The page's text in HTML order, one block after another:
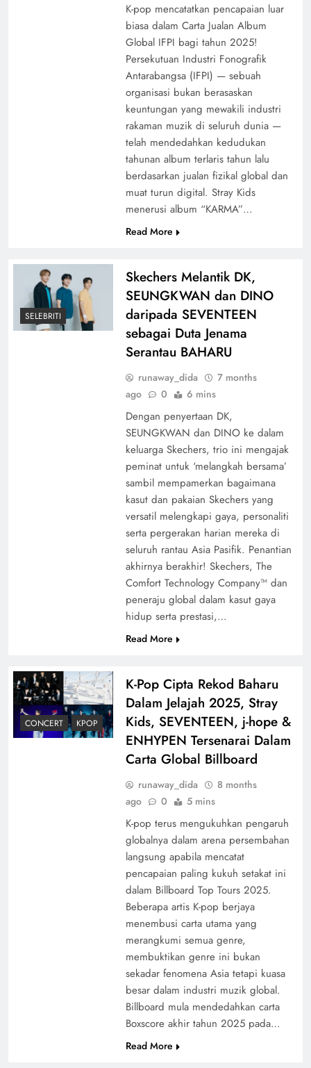
K-pop mencatatkan pencapaian luar
biasa dalam Carta Jualan Album
Global IFPI bagi tahun 2025!
Persekutuan Industri Fonografik
Antarabangsa (IFPI) — sebuah
organisasi bukan berasaskan
keuntungan yang mewakili industri
rakaman muzik di seluruh dunia —
telah mendedahkan kedudukan
tahunan album terlaris tahun lalu
berdasarkan jualan fizikal global dan
muat turun digital. Stray Kids
menerusi album “KARMA”…
Read More
SELEBRITI
Skechers Melantik DK,
SEUNGKWAN dan DINO
daripada SEVENTEEN
sebagai Duta Jenama
Serantau BAHARU
runaway_dida
7 months
ago
0 6 mins
Dengan penyertaan DK,
SEUNGKWAN dan DINO ke dalam
keluarga Skechers, trio ini mengajak
peminat untuk ‘melangkah bersama’
sambil mempamerkan bagaimana
kasut dan pakaian Skechers yang
versatil melengkapi gaya, personaliti
serta pergerakan harian mereka di
seluruh rantau Asia Pasifik. Penantian
akhirnya berakhir! Skechers, The
Comfort Technology Company™ dan
peneraju global dalam kasut gaya
hidup serta prestasi,…
Read More
CONCERT KPOP
K-Pop Cipta Rekod Baharu
Dalam Jelajah 2025, Stray
Kids, SEVENTEEN, j-hope &
ENHYPEN Tersenarai Dalam
Carta Global Billboard
runaway_dida
8 months
ago
0 5 mins
K-pop terus mengukuhkan pengaruh
globalnya dalam arena persembahan
langsung apabila mencatat
pencapaian paling kukuh setakat ini
dalam Billboard Top Tours 2025.
Beberapa artis K-pop berjaya
menembusi carta utama yang
merangkumi semua genre,
membuktikan genre ini bukan
sekadar fenomena Asia tetapi kuasa
besar dalam industri muzik global.
Billboard mula mendedahkan carta
Boxscore akhir tahun 2025 pada…
Read More